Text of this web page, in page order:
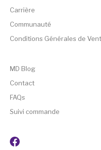
Carrière
Communauté
Conditions Générales de
MD Blog
Contact
FAQs
Suivi commande